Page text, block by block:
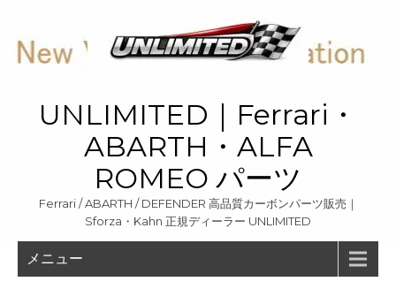
content
UNLIMITED｜Ferrari・
ABARTH・ALFA
ROMEO パーツ
Ferrari / ABARTH / DEFENDER 高品質カーボンパーツ販売｜
Sforza・Kahn 正規ディーラー UNLIMITED
メニュー